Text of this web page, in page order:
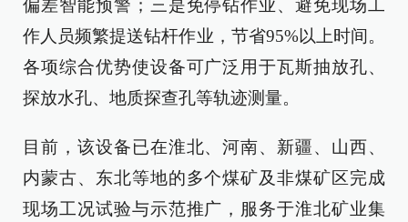
偏差智能预警；三是免停钻作业、避免现场工
作人员频繁提送钻杆作业，节省95%以上时间。
各项综合优势使设备可广泛用于瓦斯抽放孔、
探放水孔、地质探查孔等轨迹测量。
目前，该设备已在淮北、河南、新疆、山西、
内蒙古、东北等地的多个煤矿及非煤矿区完成
现场工况试验与示范推广，服务于淮北矿业集